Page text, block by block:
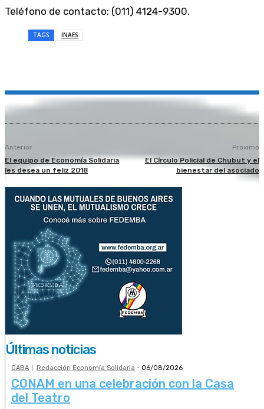
Teléfono de contacto: (011) 4124-9300.
TAGS INAES
Anterior
El equipo de Economía Solidaria
les desea un feliz 2018
Próximo
El Círculo Policial de Chubut y el
bienestar del asociado
Últimas noticias
CABA Redacción Economía Solidaria - 06/08/2026
CONAM en una celebración con la Casa
del Teatro